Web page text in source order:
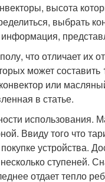
высота
выбрать
что отличает их
может
или
в статье.
использования.
Ввиду того что
устройства.
ступеней.
отдает тепло